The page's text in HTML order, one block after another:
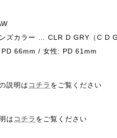
ズカラー … CLR D GRY（C D
66mm / 女性: PD 61mm
説明は コチラ をご覧ください
は コチラ をご覧ください